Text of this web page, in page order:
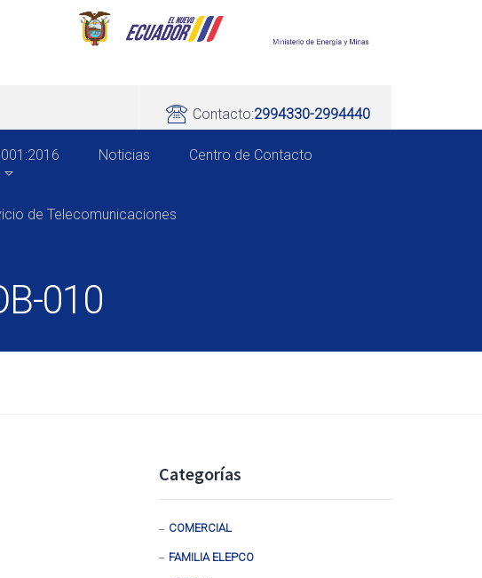
Contacto:2994330-2994440
Noticias Centro de Contacto
de Telecomunicaciones
010
Categorías
COMERCIAL
FAMILIA ELEPCO